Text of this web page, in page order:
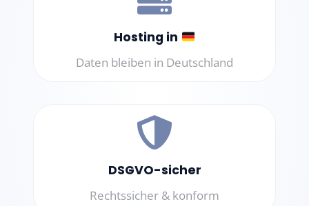
Hosting in
Daten bleiben in Deutschland
DSGVO-sicher
Rechtssicher & konform